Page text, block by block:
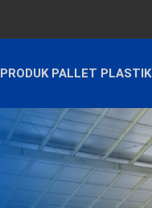
PRODUK PALLET PLASTIK